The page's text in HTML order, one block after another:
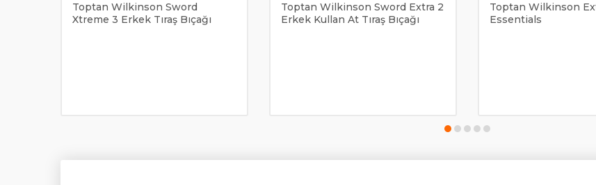
Toptan Wilkinson Sword
Xtreme 3 Erkek Tıraş Bıçağı
Toptan Wilkinson Sword Extra 2
Erkek Kullan At Tıraş Bıçağı
Toptan Wilkinson
Essentials